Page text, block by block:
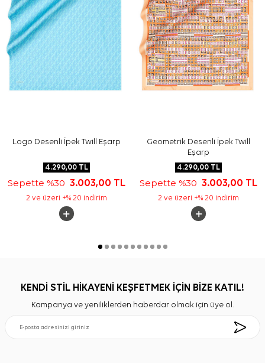
Sıkça Sorulan Sorular
Siyah İpek Kare Desenli Eşarp hangi ölçüdedir?
Bu ürünün kumaş kalitesi nedir?
Deseni günlük kombinlere uygun mu?
Cacharel eşarp nasıl kombinlenir?
Logo Desenli İpek Twill Eşarp
4.290,00TL
Sepette %30 3.003,00 TL
2 ve üzeri +% 20 indirim
Geometrik Desenli İpek Twill
Eşarp
4.290,00 TL
Sepette %303.003,00 TL
2 ve üzeri +% 20 indirim
KENDİ STİL HİKAYENİ KEŞFETMEK İÇİN BİZE KATIL!
Kampanya ve yeniliklerden haberdar olmak için üye ol.